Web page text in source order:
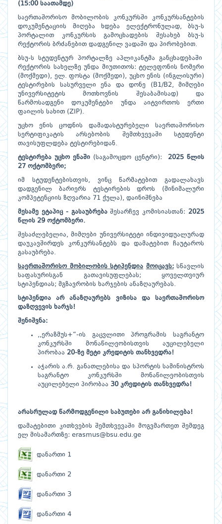
(15:00 საათამდე)
საერთაშორისო მობილობის კონკურსში კონკურსანტების
დოკუმენტაციის მიღება ხდება ელექტრონულად, ბსუ-ს
პორტალით კონკურსის გამოცხადების შესახებ ბსუ-ს
რექტორის ბრძანებით დადგენილ ვადაში და პირობებით.
ბსუ-ს სტუდენტურ პორტალზე აპლიკანტმა განცხადებაში
რექტორის სახელზე უნდა მიუთითოს: ტელეფონის ნომერი
(მოქმედი), ელ. ფოსტა (მოქმედი), უცხო ენის (ინგლისური)
ტესტირების სასურველი ენა და დონე (B1/B2, მიმღები
უნივერსიტეტის მოთხოვნის შესაბამისად) და
წარმოსადგენი დოკუმენტები უნდა აიტვირთოს ერთი
ფაილის სახით (ZIP).
უცხო ენის ცოდნის დამადასტურებელი საერთაშორისო
სერტიფიკატის არსებობის შემთხვევაში სტუდენტი
თავისუფლდება ტესტირებიდან.
ტესტირება უცხო ენაში (საგამოცდო ცენტრი): 2025 წლის
27 ოქტომბერი;
იმ სტუდენტებისთვის, ვინც წარმატებით გადალახავს
დადგენილ ბარიერს ტესტირების დროს (მინიმალური
კომპეტენციის ზღვარია 71 ქულა), დაინიშნება
მესამე ეტაპიც - გასაუბრებაშესარჩევ კომისიასთან: 2025
წლის 29 ოქტომბერი.
შესაძლებელია, მიმღები უნივერსიტეტი ინდივიდუალურად
დაუკავშირდეს კონკურსანტებს და დამატებით ჩაუტაროს
გასაუბრება.
საერთაშორისო მობილობის სტიპენდია მოიცავს:სწავლის
საფასურისგან გათავისუფლებას; ყოველთვიურ
სტიპენდიას; მგზავრობის ხარჯების ანაზღაურებას.
სტიპენდია არ ანაზღაურებს ვიზისა და საერთაშორისო
დაზღვევის ხარჯს!
შენიშვნა:
,,ერაზმუს+“-ის გაცვლითი პროგრამის საგრანტო
კონკურსში მონაწილეობისთვის აუცილებელი
პირობაა 20-ზე მეტი კრედიტის თანხვედრა!
აჭარის ა.რ. განათლებისა და სპორტის სამინისტროს
საგრანტო კონკურსში მონაწილეობისთვის
აუცილებელი პირობაა 30 კრედიტის თანხვედრა!
არასრულად წარმოდგენილი საბუთები არ განიხილება!
დამატებითი კითხვების შემთხვევაში მოგვმართეთ შემდეგ
ელ მისამართზე: erasmus@bsu.edu.ge
დანართი 1
დანართი 2
დანართი 3
დანართი 4